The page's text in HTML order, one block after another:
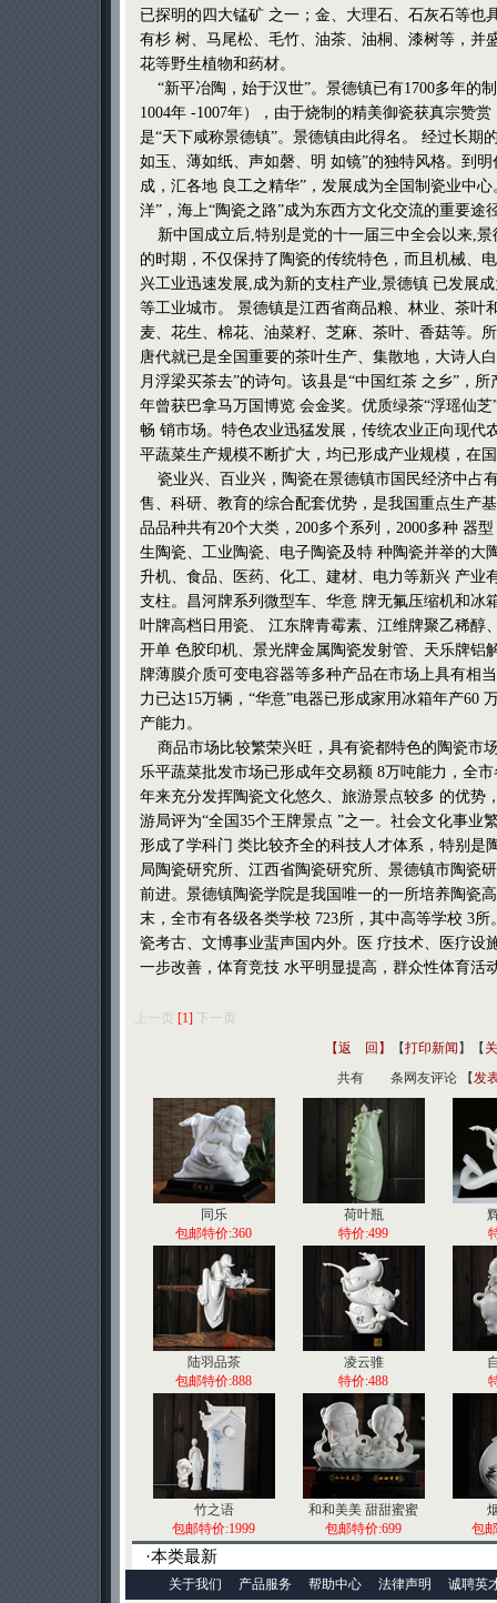
已探明的四大锰矿 之一；金、大理石、石灰石等也
有杉 树、马尾松、毛竹、油茶、油桐、漆树等，并
花等野生植物和药材。
“新平冶陶，始于汉世”。景德镇已有1700多年的
1004年 -1007年），由于烧制的精美御瓷获真宗赞
是“天下咸称景德镇”。景德镇由此得名。 经过长期
如玉、薄如纸、声如磬、明 如镜”的独特风格。到
成，汇各地 良工之精华”，发展成为全国制瓷业中
洋”，海上“陶瓷之路”成为东西方文化交流的重要途
新中国成立后,特别是党的十一届三中全会以来,景
的时期，不仅保持了陶瓷的传统特色，而且机械、
兴工业迅速发展,成为新的支柱产业,景德镇 已发展
等工业城市。 景德镇是江西省商品粮、林业、茶叶
麦、花生、棉花、油菜籽、芝麻、茶叶、香菇等。
唐代就已是全国重要的茶叶生产、集散地，大诗人
月浮梁买茶去”的诗句。该县是“中国红茶 之乡”，
年曾获巴拿马万国博览 会金奖。优质绿茶“浮瑶仙芝
畅 销市场。特色农业迅猛发展，传统农业正向现代
平蔬菜生产规模不断扩大，均已形成产业规模，在
瓷业兴、百业兴，陶瓷在景德镇市国民经济中占
售、科研、教育的综合配套优势，是我国重点生产
品品种共有20个大类，200多个系列，2000多种 器
生陶瓷、工业陶瓷、电子陶瓷及特 种陶瓷并举的大
升机、食品、医药、化工、建材、电力等新兴 产业
支柱。昌河牌系列微型车、华意 牌无氟压缩机和冰
叶牌高档日用瓷、 江东牌青霉素、江维牌聚乙稀醇
开单 色胶印机、景光牌金属陶瓷发射管、天乐牌铝
牌薄膜介质可变电容器等多种产品在市场上具有相
力已达15万辆，“华意”电器已形成家用冰箱年产60
产能力。
商品市场比较繁荣兴旺，具有瓷都特色的陶瓷市
乐平蔬菜批发市场已形成年交易额 8万吨能力，全
年来充分发挥陶瓷文化悠久、旅游景点较多 的优势
游局评为“全国35个王牌景点 ”之一。社会文化事业
形成了学科门 类比较齐全的科技人才体系，特别是
局陶瓷研究所、江西省陶瓷研究所、景德镇市陶瓷
前进。景德镇陶瓷学院是我国唯一的一所培养陶瓷
末，全市有各级各类学校 723所，其中高等学校 3
瓷考古、文博事业蜚声国内外。医 疗技术、医疗设
一步改善，体育竞技 水平明显提高，群众性体育活
上一页 [1] 下一页
【返 回】
【打印新闻 】【
共有
条网友评论 【发
同乐
包邮特价:360
荷叶瓶
特价:499
陆羽品茶
包邮特价:888
凌云骓
特价:488
竹之语
包邮特价:1999
和和美美 甜甜蜜蜜
包邮特价:699
包
·本类最新
关于我们 产品服务 帮助中心 法律声明 诚聘英